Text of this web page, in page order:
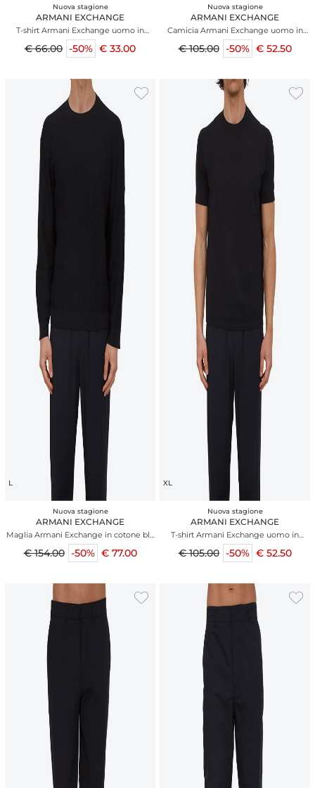
Nuova stagione
ARMANI EXCHANGE
T-shirt Armani Exchange uomo in
cotone nero
€ 66.00 -50% € 33.00
Nuova stagione
ARMANI EXCHANGE
Camicia Armani Exchange uomo in
cotone jacquard
€ 105.00 -50% € 52.50
L
Nuova stagione
ARMANI EXCHANGE
Maglia Armani Exchange in cotone blu
lavorato all over
€ 154.00 -50% € 77.00
XL
Nuova stagione
ARMANI EXCHANGE
T-shirt Armani Exchange uomo in
cotone blu
€ 105.00 -50% € 52.50